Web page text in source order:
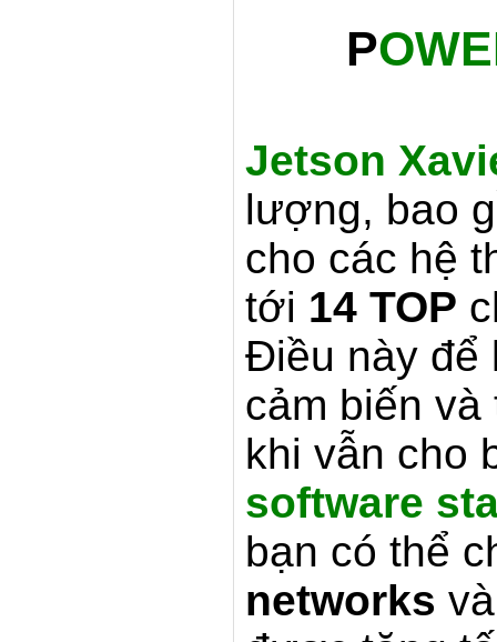
P
Jetson
lượng, bao
cho các hệ
tới 14 TOP
Điều này để
cảm biến
khi vẫn cho
software
bạn có thể
networks